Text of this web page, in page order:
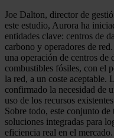
Joe Dalton, director de
este estudio, Aurora ha
entidades clave: centros de
carbono y operadores de
una operación de centros de
combustibles fósiles, con el
la red, a un coste aceptable.
confirmado la necesidad de
uso de los recursos
Sobre todo, este conjunto
soluciones integradas para
eficiencia real en el mercado.